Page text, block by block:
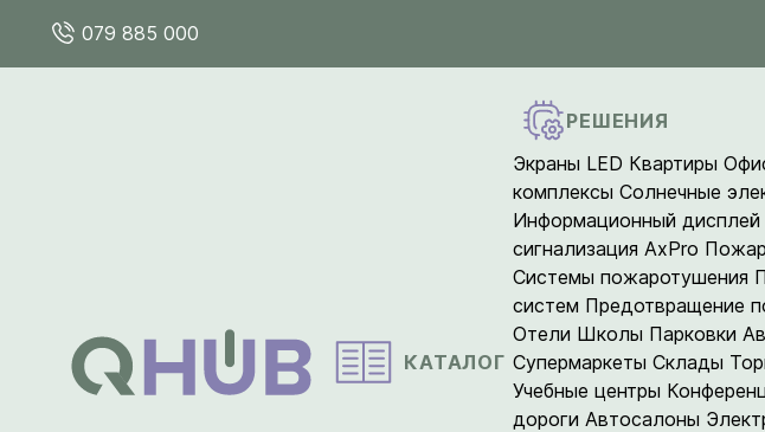
079 885 000
КАТАЛОГ
РЕШЕНИЯ
Экраны LED Квартиры
комплексыСолнечные
Информационный дисплей
сигнализация AxPro
Системы пожаротушения
систем Предотвращение
Отели Школы Парковки
Супермаркеты Склады
Учебные центры
дороги Автосалоны